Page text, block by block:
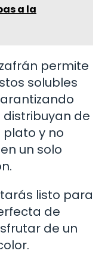
a la
permite
solubles
distribuyan de
y no
un solo
listo para
de
de un